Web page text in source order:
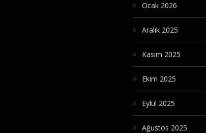
Ocak 2026
Aralık 2025
Kasım 2025
Ekim 2025
Eylül 2025
Ağustos 2025